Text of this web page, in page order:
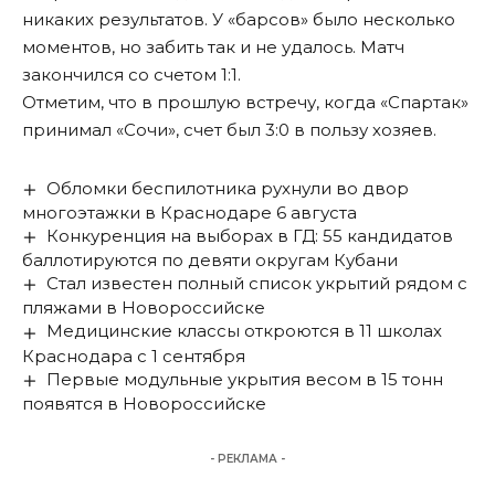
никаких результатов. У «барсов» было несколько
моментов, но забить так и не удалось. Матч
закончился со счетом 1:1.
Отметим, что в прошлую встречу, когда «Спартак»
принимал «Сочи», счет был 3:0 в пользу хозяев.
Обломки беспилотника рухнули во двор
многоэтажки в Краснодаре 6 августа
Конкуренция на выборах в ГД: 55 кандидатов
баллотируются по девяти округам Кубани
Стал известен полный список укрытий рядом с
пляжами в Новороссийске
Медицинские классы откроются в 11 школах
Краснодара с 1 сентября
Первые модульные укрытия весом в 15 тонн
появятся в Новороссийске
- РЕКЛАМА -